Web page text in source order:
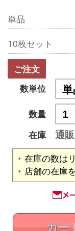
単品
10枚セット
ご注文
数単位
数量
在庫
通販
在庫の数は
店舗の在庫
カー